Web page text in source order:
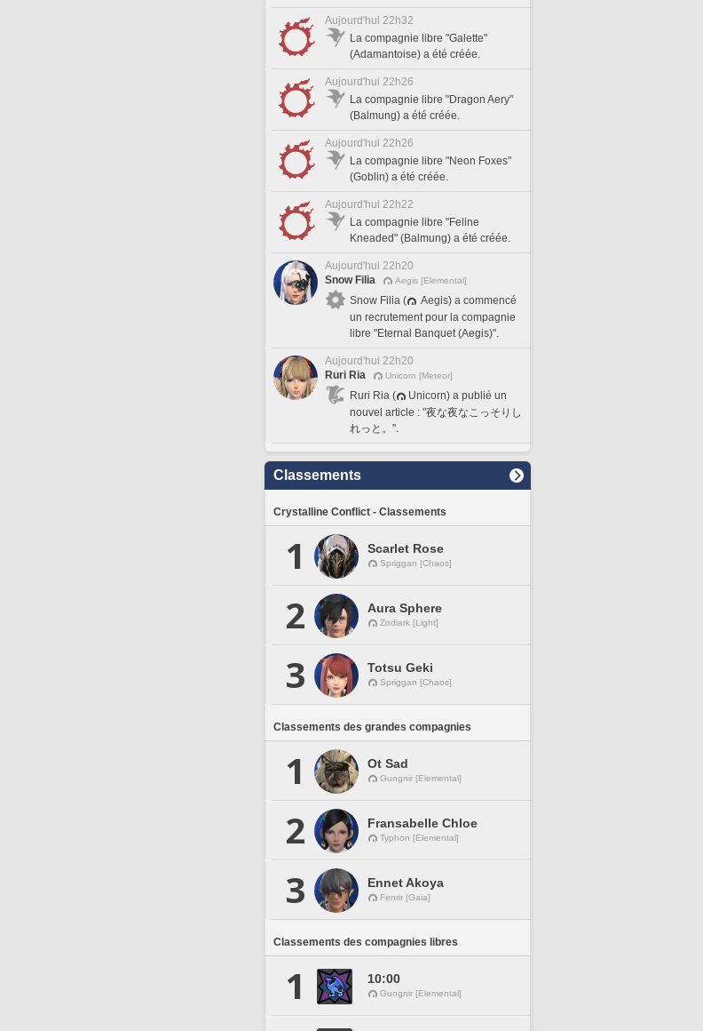
Aujourd'hui 22h32
La compagnie libre "Galette"
(Adamantoise) a été créée.
Aujourd'hui 22h26
La compagnie libre "Dragon Aery"
(Balmung) a été créée.
Aujourd'hui 22h26
La compagnie libre "Neon Foxes"
(Goblin) a été créée.
Aujourd'hui 22h22
La compagnie libre "Feline
Kneaded" (Balmung) a été créée.
Aujourd'hui 22h20
Snow Filia
Aegis [Elemental]
Snow Filia (
Aegis) a commencé
un recrutement pour la compagnie
libre "Eternal Banquet (Aegis)".
Aujourd'hui 22h20
Ruri Ria
Unicorn [Meteor]
Ruri Ria (
Unicorn) a publié un
nouvel article : "夜な夜なこっそりし
れっと。".
Classements
Crystalline Conflict - Classements
1 Scarlet Rose
Spriggan [Chaos]
2 Aura Sphere
Zodiark [Light]
3 Totsu Geki
Spriggan [Chaos]
Classements des grandes compagnies
1 Ot Sad
Gungnir [Elemental]
2 Fransabelle Chloe
Typhon [Elemental]
3 Ennet Akoya
Fenrir [Gaia]
Classements des compagnies libres
1 10:00
Gungnir [Elemental]